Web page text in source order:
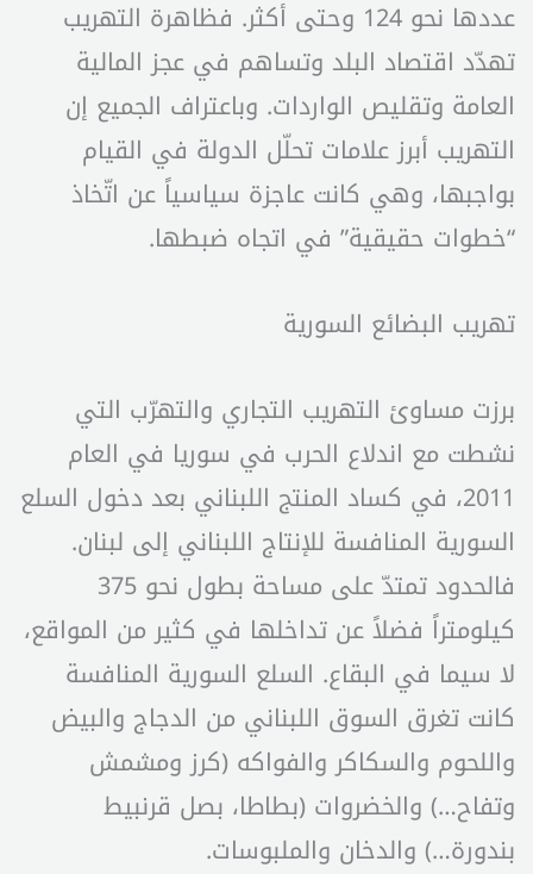
عددها نحو 124 وحتى أكثر. فظاهرة التهريب
تهدّد اقتصاد البلد وتساهم في عجز المالية
العامة وتقليص الواردات. وباعتراف الجميع إن
التهريب أبرز علامات تحلّل الدولة في القيام
بواجبها، وهي كانت عاجزة سياسياً عن اتّخاذ
“خطوات حقيقية” في اتجاه ضبطها.
تهريب البضائع السورية
برزت مساوئ التهريب التجاري والتهرّب التي
نشطت مع اندلاع الحرب في سوريا في العام
2011، في كساد المنتج اللبناني بعد دخول السلع
السورية المنافسة للإنتاج اللبناني إلى لبنان.
فالحدود تمتدّ على مساحة بطول نحو 375
كيلومتراً فضلاً عن تداخلها في كثير من المواقع،
لا سيما في البقاع. السلع السورية المنافسة
كانت تغرق السوق اللبناني من الدجاج والبيض
واللحوم والسكاكر والفواكه (كرز ومشمش
وتفاح…) والخضروات (بطاطا، بصل قرنبيط
بندورة…) والدخان والملبوسات.